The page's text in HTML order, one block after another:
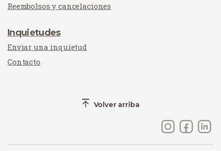
Reembolsos y cancelaciones
Inquietudes
Enviar una inquietud
Contacto
Volver arriba